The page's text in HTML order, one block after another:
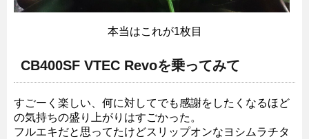
本当はこれが1枚目
CB400SF VTEC Revoを乗ってみて
すごーく楽しい、何に対してでも感謝をしたくなるほど
の気持ちの盛り上がりはすごかった。
フルエキだと思ってたけどスリップオンなヨシムラチタ